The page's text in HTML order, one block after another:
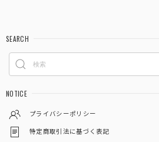
SEARCH
NOTICE
プライバシーポリシー
特定商取引法に基づく表記